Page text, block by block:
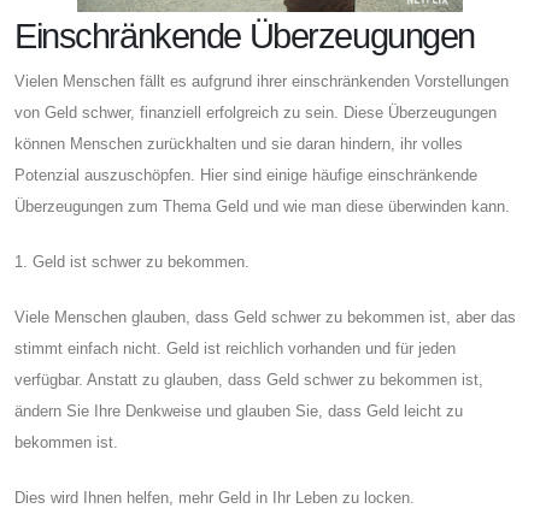
Einschränkende Überzeugungen
Vielen Menschen fällt es aufgrund ihrer einschränkenden Vorstellungen
von Geld schwer, finanziell erfolgreich zu sein. Diese Überzeugungen
können Menschen zurückhalten und sie daran hindern, ihr volles
Potenzial auszuschöpfen. Hier sind einige häufige einschränkende
Überzeugungen zum Thema Geld und wie man diese überwinden kann.
1. Geld ist schwer zu bekommen.
Viele Menschen glauben, dass Geld schwer zu bekommen ist, aber das
stimmt einfach nicht. Geld ist reichlich vorhanden und für jeden
verfügbar. Anstatt zu glauben, dass Geld schwer zu bekommen ist,
ändern Sie Ihre Denkweise und glauben Sie, dass Geld leicht zu
bekommen ist.
Dies wird Ihnen helfen, mehr Geld in Ihr Leben zu locken.